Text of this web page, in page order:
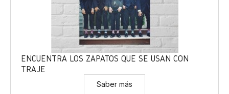
ENCUENTRA LOS ZAPATOS QUE SE USAN CON
TRAJE
Saber más